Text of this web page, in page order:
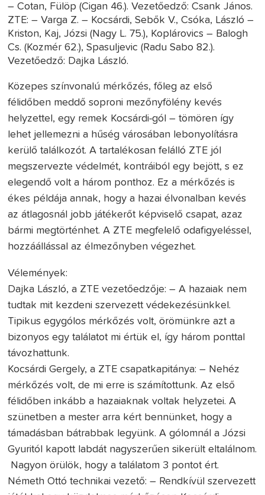
– Cotan, Fülöp (Cigan 46.). Vezetőedző: Csank János.
ZTE: – Varga Z. – Kocsárdi, Sebők V., Csóka, László –
Kriston, Kaj, Józsi (Nagy L. 75.), Koplárovics – Balogh
Cs. (Kozmér 62.), Spasuljevic (Radu Sabo 82.).
Vezetőedző: Dajka László.
Közepes színvonalú mérkőzés, főleg az első
félidőben meddő soproni mezőnyfölény kevés
helyzettel, egy remek Kocsárdi-gól – tömören így
lehet jellemezni a hűség városában lebonyolításra
kerülő találkozót. A tartalékosan felálló ZTE jól
megszervezte védelmét, kontráiból egy bejött, s ez
elegendő volt a három ponthoz. Ez a mérkőzés is
ékes példája annak, hogy a hazai élvonalban kevés
az átlagosnál jobb játékerőt képviselő csapat, azaz
bármi megtörténhet. A ZTE megfelelő odafigyeléssel,
hozzáállással az élmezőnyben végezhet.
Vélemények:
Dajka László, a ZTE vezetőedzője: – A hazaiak nem
tudtak mit kezdeni szervezett védekezésünkkel.
Tipikus egygólos mérkőzés volt, örömünkre azt a
bizonyos egy találatot mi értük el, így három ponttal
távozhattunk.
Kocsárdi Gergely, a ZTE csapatkapitánya: – Nehéz
mérkőzés volt, de mi erre is számítottunk. Az első
félidőben inkább a hazaiaknak voltak helyzetei. A
szünetben a mester arra kért bennünket, hogy a
támadásban bátrabbak legyünk. A gólomnál a Józsi
Gyuritól kapott labdát nagyszerűen sikerült eltalálnom.
Nagyon örülök, hogy a találatom 3 pontot ért.
Németh Ottó technikai vezető: – Rendkívül szervezett